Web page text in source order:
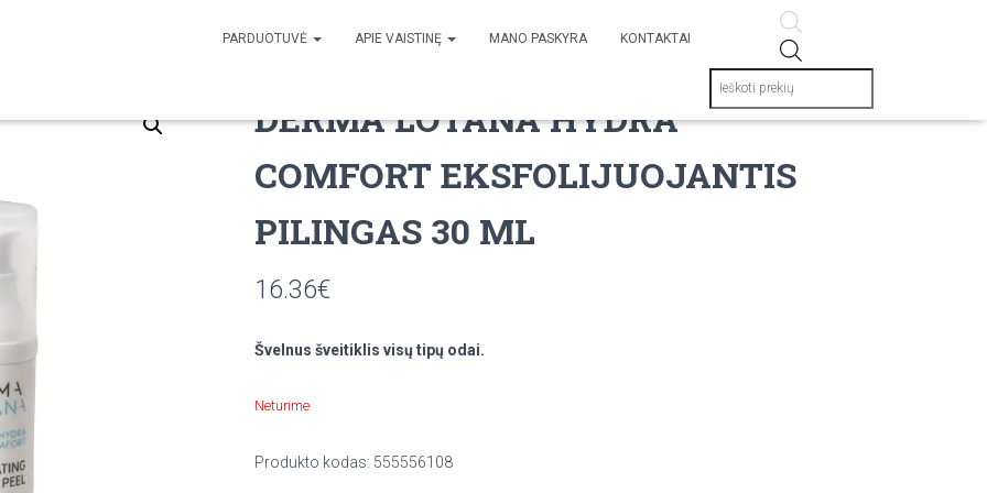
PARDUOTUVĖ APIE VAISTINĘ MANO PASKYRA KONTAKTAI
search
DERMA LOTANA HYDRA
COMFORT EKSFOLIJUOJANTIS
PILINGAS 30 ML
16.36€
Švelnus šveitiklis visų tipų odai.
Neturime
Produkto kodas: 555556108